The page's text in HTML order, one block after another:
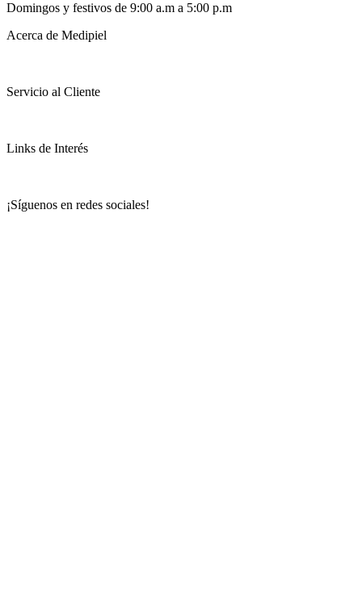
Domingos y festivos de 9:00 a.m a 5:00 p.m
Acerca de Medipiel
Servicio al Cliente
Links de Interés
¡Síguenos en redes sociales!